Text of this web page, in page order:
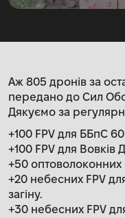
Аж 805 дронів за
передано до Сил
Дякуємо за
+100 FPV для ББпС
+100 FPV для Вовків
+50 оптоволоконних
+20 небесних FPV
загіну.
+30 небесних FPV